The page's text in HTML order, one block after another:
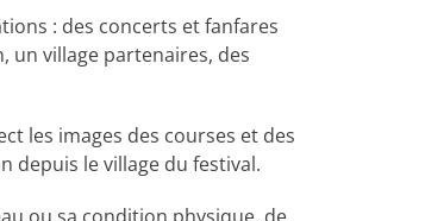
: des concerts et fanfares
un village partenaires, des
les images des courses et des
depuis le village du festival.